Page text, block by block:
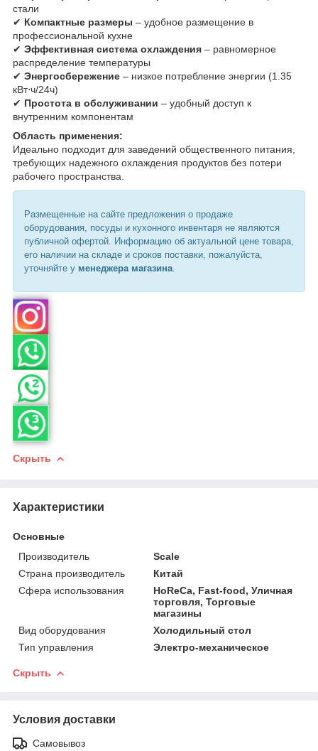
стали
✔ Компактные размеры – удобное размещение в
профессиональной кухне
✔ Эффективная система охлаждения – равномерное
распределение температуры
✔ Энергосбережение – низкое потребление энергии (1.35
кВт⋅ч/24ч)
✔ Простота в обслуживании – удобный доступ к
внутренним компонентам
Область применения:
Идеально подходит для заведений общественного питания,
требующих надежного охлаждения продуктов без потери
рабочего пространства.
Размещенные на сайте предложения о продаже
оборудования, посуды и кухонного инвентаря не являются
публичной офертой. Информацию об актуальной цене товара,
его наличии на складе и сроков поставки, пожалуйста,
уточняйте у менеджера магазина
Скрыть
Характеристики
Основные
Производитель
Scale
Страна производитель
Китай
Сфера использования
HoReCa, Fast-food, Уличная
торговля, Торговые
магазины
Вид оборудования
Холодильный стол
Тип управления
Электро-механическое
Скрыть
Условия доставки
Самовывоз